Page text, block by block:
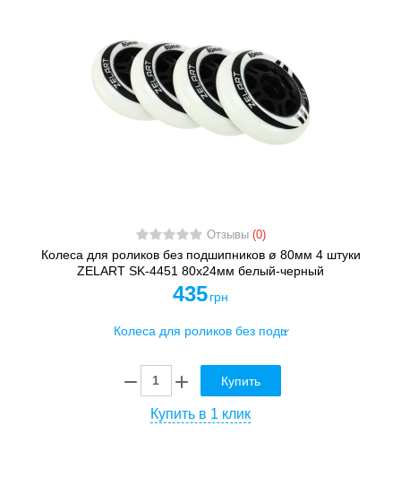
Отзывы (0)
Колеса для роликов без подшипников ø 80мм 4 штуки
ZELART SK-4451 80х24мм белый-черный
435 грн
Купить
Купить в 1 клик